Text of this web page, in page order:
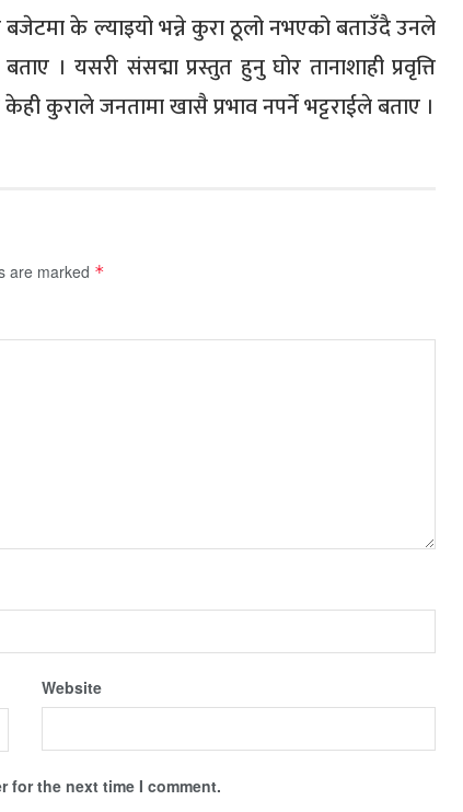
बजेटमा के ल्याइयो भन्ने कुरा ठूलो नभएको बताउँदै उनले
। यसरी संसद्मा प्रस्तुत हुनु घोर तानाशाही प्रवृत्ति
कुराले जनतामा खासै प्रभाव नपर्ने भट्टराईले बताए ।
are marked *
Website
for the next time I comment.